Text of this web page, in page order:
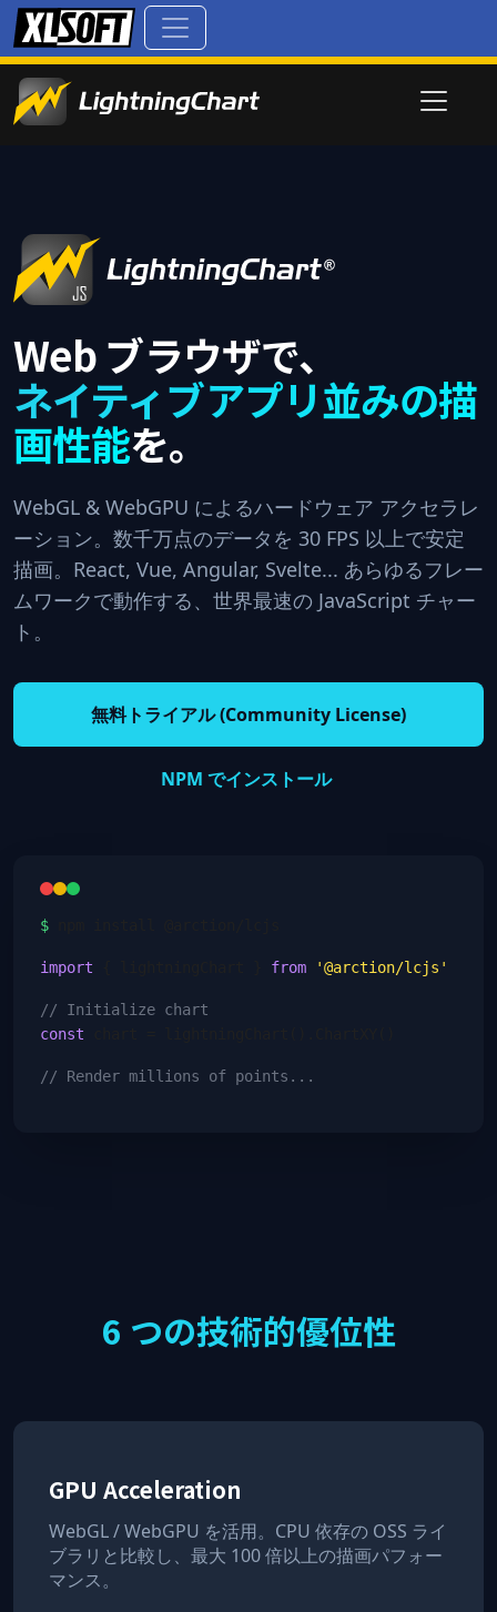
Web ブラウザで、
ネイティブアプリ並みの描
画性能を。
WebGL & WebGPU によるハードウェア アクセラレ
ーション。数千万点のデータを 30 FPS 以上で安定
描画。React, Vue, Angular, Svelte... あらゆるフレー
ムワークで動作する、世界最速の JavaScript チャー
ト。
無料トライアル (Community License)
NPM でインストール
$
import from '@arction/lcjs'
// Initialize chart
const
// Render millions of points...
6 つの技術的優位性
GPU Acceleration
WebGL / WebGPU を活用。CPU 依存の OSS ライ
ブラリと比較し、最大 100 倍以上の描画パフォー
マンス。